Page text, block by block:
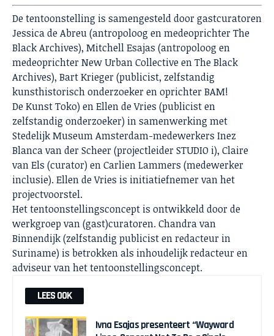
De tentoonstelling is samengesteld door gastcuratoren
Jessica de Abreu (antropoloog en medeoprichter The
Black Archives), Mitchell Esajas (antropoloog en
medeoprichter New Urban Collective en The Black
Archives), Bart Krieger (publicist, zelfstandig
kunsthistorisch onderzoeker en oprichter BAM!
De Kunst Toko) en Ellen de Vries (publicist en
zelfstandig onderzoeker) in samenwerking met
Stedelijk Museum Amsterdam-medewerkers Inez
Blanca van der Scheer (projectleider STUDIO i), Claire
van Els (curator) en Carlien Lammers (medewerker
inclusie). Ellen de Vries is initiatiefnemer van het
projectvoorstel.
Het tentoonstellingsconcept is ontwikkeld door de
werkgroep van (gast)curatoren. Chandra van
Binnendijk (zelfstandig publicist en redacteur in
Suriname) is betrokken als inhoudelijk redacteur en
adviseur van het tentoonstellingsconcept.
LEES OOK
Ivna Esajas presenteert “Wayward